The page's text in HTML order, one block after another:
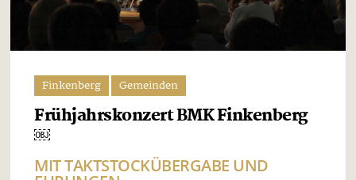
Finkenberg Gemeinden
Frühjahrskonzert BMK Finkenberg
￼
MIT TAKTSTOCKÜBERGABE UND